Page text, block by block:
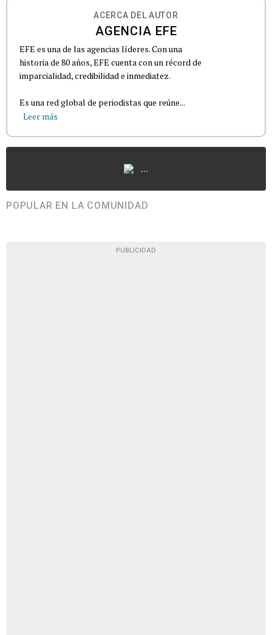
ACERCA DEL AUTOR
AGENCIA EFE
EFE es una de las agencias líderes. Con una
historia de 80 años, EFE cuenta con un récord de
imparcialidad, credibilidad e inmediatez.
Es una red global de periodistas que reúne...
Leer más
...
POPULAR EN LA COMUNIDAD
PUBLICIDAD